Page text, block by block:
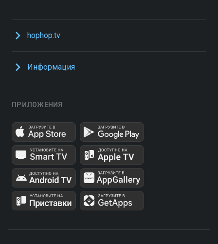
hophop.tv
Информация
ПРИЛОЖЕНИЯ